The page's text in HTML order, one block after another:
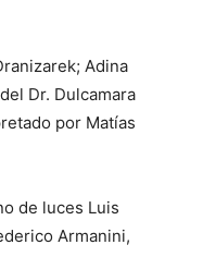
Adina
Dr. Dulcamara
por Matías
de luces Luis
Armanini,